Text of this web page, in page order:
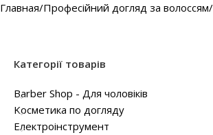
Главная Професійний догляд за волоссям
Категорії товарів
Barber Shop - Для чоловіків
Kосметика по догляду
Електроінструмент